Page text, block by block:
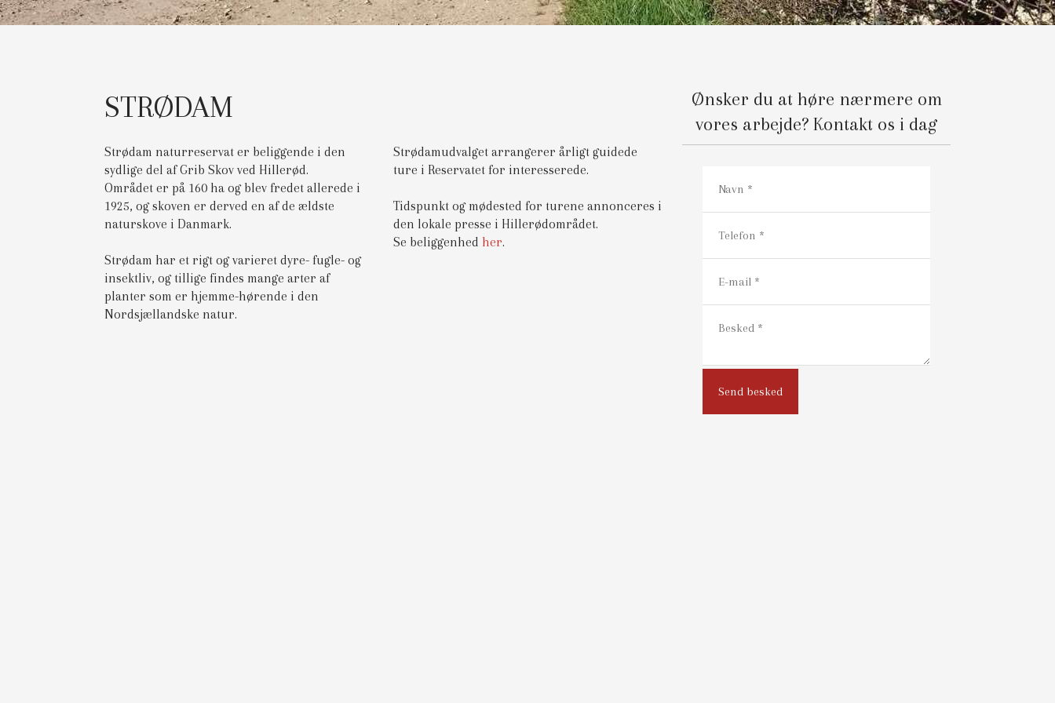
STRØDAM
Strødam naturreservat er beliggende i den
sydlige del af Grib Skov ved Hillerød.
Området er på 160 ha og blev fredet allerede i
1925, og skoven er derved en af de ældste
naturskove i Danmark.
Strødam har et rigt og varieret dyre- fugle- og
insektliv, og tillige findes mange arter af
planter som er hjemme-hørende i den
Nordsjællandske natur.
Strødamudvalget arrangerer årligt guidede
ture i Reservatet for interesserede.
Tidspunkt og mødested for turene annonceres i
den lokale presse i Hillerødområdet.
Se beliggenhed her.​​
​Ønsker du at høre nærmere om
vores arbejde? Kontakt os i dag